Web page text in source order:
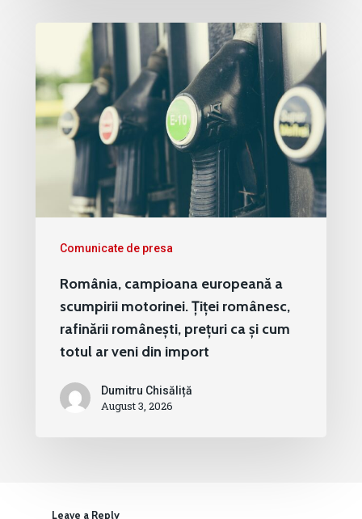
Comunicate de presa
România, campioana europeană a
scumpirii motorinei. Țiței românesc,
rafinării românești, prețuri ca și cum
totul ar veni din import
Dumitru Chisăliță
August 3, 2026
Leave a Reply